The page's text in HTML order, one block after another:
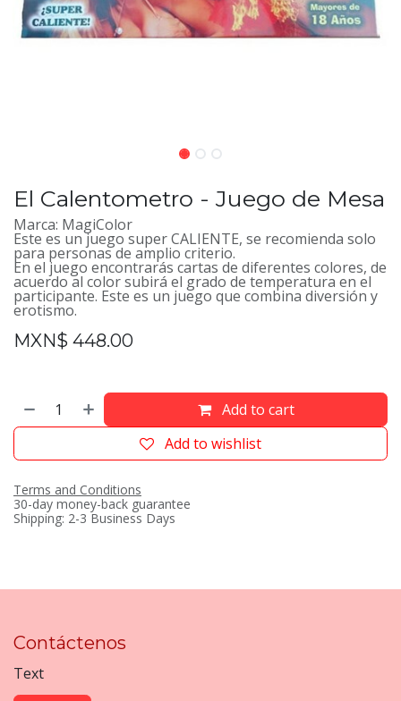
El Calentometro - Juego de Mesa
Marca: MagiColor
Este es un juego super CALIENTE, se recomienda solo
para personas de amplio criterio.
En el juego encontrarás cartas de diferentes colores, de
acuerdo al color subirá el grado de temperatura en el
participante. Este es un juego que combina diversión y
erotismo.
MXN$ 448.00
Add to cart
Add to wishlist
Terms and Conditions
30-day money-back guarantee
Shipping: 2-3 Business Days
Contáctenos
Text